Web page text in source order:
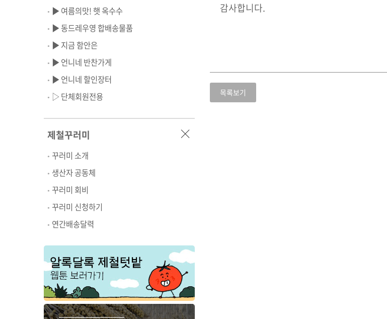
▶ 여름의맛! 햇 옥수수
▶ 동드레우영 합배송물품
▶ 지금 함안은
▶ 언니네 반찬가게
▶ 언니네 할인장터
▷ 단체회원전용
제철꾸러미
꾸러미 소개
생산자 공동체
꾸러미 회비
꾸러미 신청하기
연간배송달력
감사합니다.
목록보기